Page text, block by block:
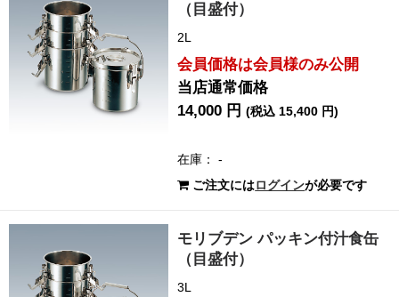
（目盛付）
2L
会員価格は会員様のみ公開
当店通常価格
14,000 円(税込 15,400 円)
在庫： -
ご注文にはログインが必要です
モリブデン パッキン付汁食缶
（目盛付）
3L